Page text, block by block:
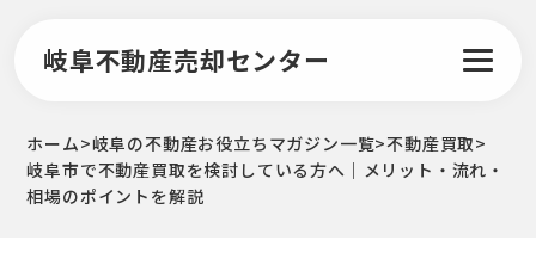
岐阜不動産売却センター
ホーム>岐阜の不動産お役立ちマガジン一覧>不動産買取>
岐阜市で不動産買取を検討している方へ｜メリット・流れ・
相場のポイントを解説